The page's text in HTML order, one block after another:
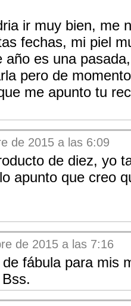
ir muy bien, me
fechas, mi piel
año es una
pero de
me apunto tu
de 2015 a las 6:09
de diez, yo
apunto que creo
de 2015 a las 7:16
fábula para mis